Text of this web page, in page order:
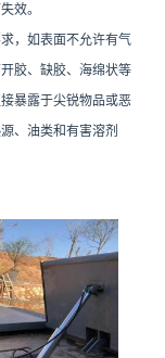
效。
，如表面不允许有气
胶、缺胶、海绵状等
暴露于尖锐物品或恶
、油类和有害溶剂